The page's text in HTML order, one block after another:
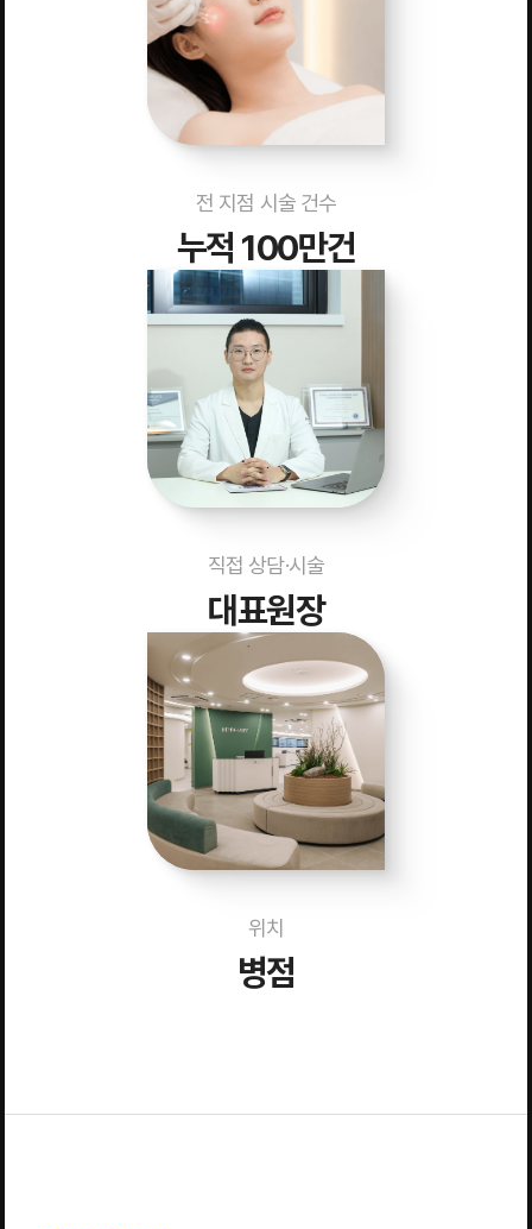
전 지점 시술 건수
누적 100만건
직접 상담·시술
대표원장
위치
병점